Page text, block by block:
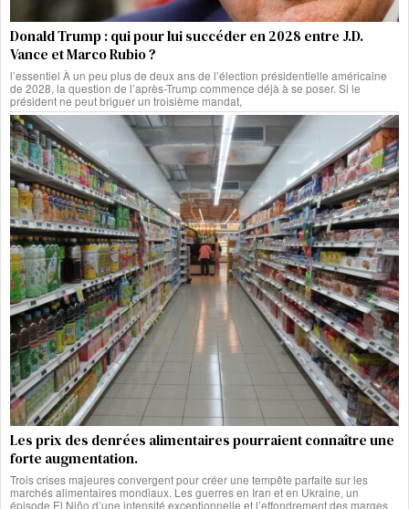
Donald Trump : qui pour lui succéder en 2028 entre J.D.
Vance et Marco Rubio ?
l’essentiel À un peu plus de deux ans de l’élection présidentielle américaine
de 2028, la question de l’après-Trump commence déjà à se poser. Si le
président ne peut briguer un troisième mandat,
Les prix des denrées alimentaires pourraient connaître une
forte augmentation.
Trois crises majeures convergent pour créer une tempête parfaite sur les
marchés alimentaires mondiaux. Les guerres en Iran et en Ukraine, un
épisode El Niño d’une intensité exceptionnelle et l’effondrement des marges